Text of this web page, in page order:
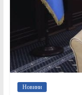
Новини